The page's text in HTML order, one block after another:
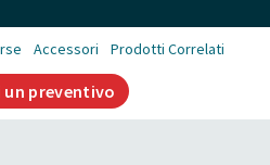
Accessori Prodotti Correlati
un preventivo